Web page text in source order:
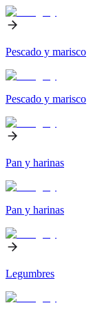
Pescado y marisco
Pescado y marisco
Pan y harinas
Pan y harinas
Legumbres